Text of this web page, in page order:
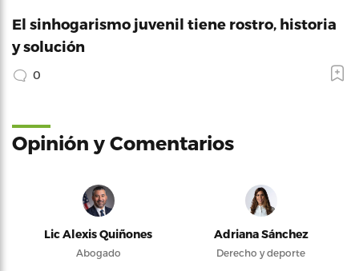
El sinhogarismo juvenil tiene rostro, historia
y solución
0
Opinión y Comentarios
Lic Alexis Quiñones
Abogado
Adriana Sánchez
Derecho y deporte